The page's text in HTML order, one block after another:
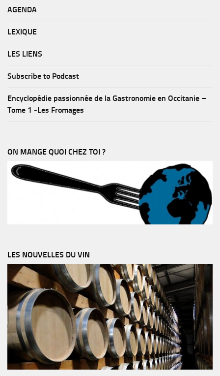
AGENDA
LEXIQUE
LES LIENS
Subscribe to Podcast
Encyclopédie passionnée de la Gastronomie en Occitanie –
Tome 1 -Les Fromages
ON MANGE QUOI CHEZ TOI ?
LES NOUVELLES DU VIN